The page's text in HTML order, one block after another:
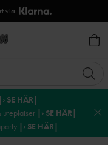
via
|› SE HÄR|
uteplatser |› SE HÄR|
|› SE HÄR|